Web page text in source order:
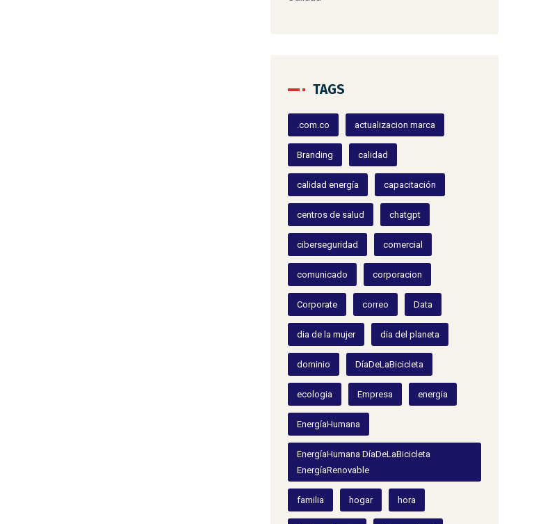
TAGS
.com.co actualizacion marca
Branding calidad
calidad energía capacitación
centros de salud chatgpt
ciberseguridad comercial
comunicado corporacion
Corporate correo Data
dia de la mujer dia del planeta
dominio DíaDeLaBicicleta
ecologia Empresa energia
EnergíaHumana
EnergíaHumana DíaDeLaBicicleta
EnergíaRenovable
familia hogar hora